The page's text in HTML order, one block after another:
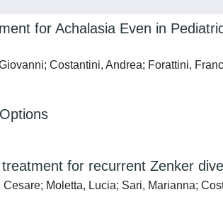
for Achalasia Even in
Costantini, Andrea; Forattini,
for recurrent Zenker
Moletta, Lucia; Sari, Marianna;